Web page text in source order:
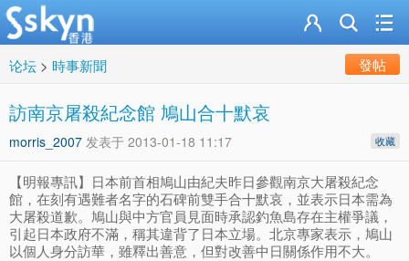
论坛 > 時事新聞 發帖
訪南京屠殺紀念館 鳩山合十默哀
收藏
morris_2007 发表于 2013-01-18 11:17
【明報專訊】日本前首相鳩山由紀夫昨日參觀南京大屠殺紀念
館，在刻有遇難者名字的石碑前雙手合十默哀，並表示日本需為
大屠殺道歉。鳩山與中方官員見面時承認釣魚島存在主權爭議，
引起日本政府不滿，稱其違背了日本立場。北京專家表示，鳩山
以個人身分訪華，雖釋出善意，但對改善中日關係作用不大。